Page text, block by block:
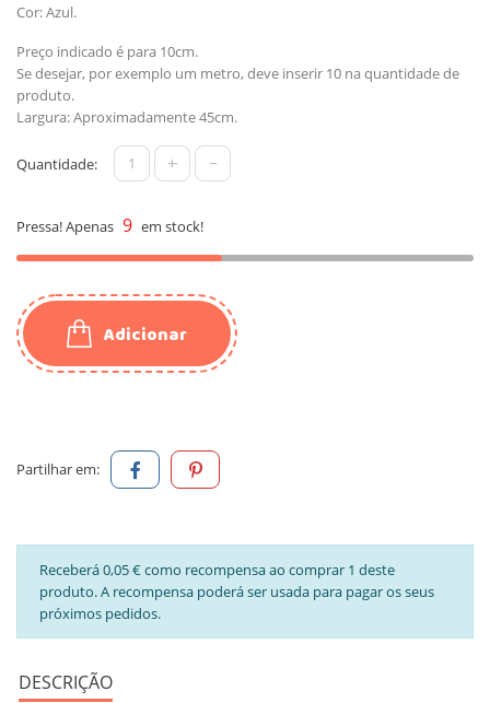
Cor: Azul.
Preço indicado é para 10cm.
Se desejar, por exemplo um metro, deve inserir 10 na quantidade de
produto.
Largura: Aproximadamente 45cm.
Quantidade: + -
Pressa! Apenas 9 em stock!
Adicionar
Partilhar em:
Receberá 0,05 € como recompensa ao comprar 1 deste
produto. A recompensa poderá ser usada para pagar os seus
próximos pedidos.
DESCRIÇÃO